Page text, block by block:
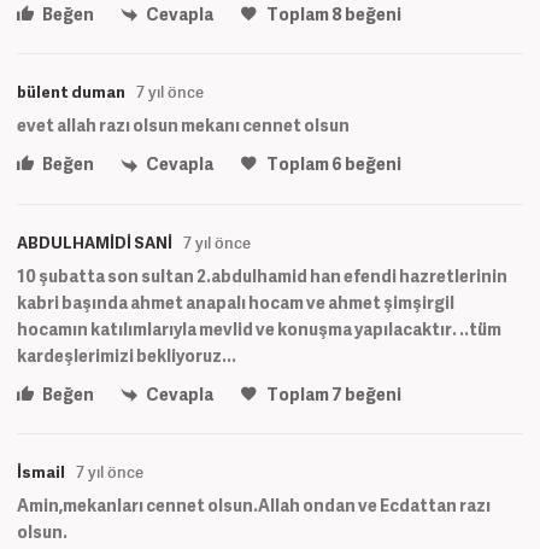
Beğen
Cevapla Toplam8beğeni
bülent duman 7 yıl önce
evet allah razı olsun mekanı cennet olsun
Beğen
Cevapla Toplam6 beğeni
ABDULHAMİDİ SANİ 7 yıl önce
10 şubatta son sultan 2.abdulhamid han efendi hazretlerinin
kabri başında ahmet anapalı hocam ve ahmet şimşirgil
hocamın katılımlarıyla mevlid ve konuşma yapılacaktır. ..tüm
kardeşlerimizi bekliyoruz...
Beğen
Cevapla Toplam7 beğeni
İsmail 7 yıl önce
Amin,mekanları cennet olsun.Allah ondan ve Ecdattan razı
olsun.